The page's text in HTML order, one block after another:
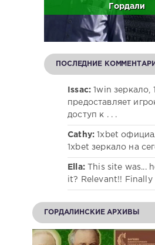
Гордали
ПОСЛЕДНИЕ
Issac:1win зеркало,
предоставляет
доступ к . . .
Cathy:1xbet
1xbet зеркало на
Ella:
This site was...
it? Relevant!! Finally
ГОРДАЛИНСКИЕ АРХИВЫ